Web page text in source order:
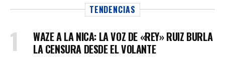
TENDENCIAS
WAZE A LA NICA: LA VOZ DE «REY» RUIZ BURLA
LA CENSURA DESDE EL VOLANTE